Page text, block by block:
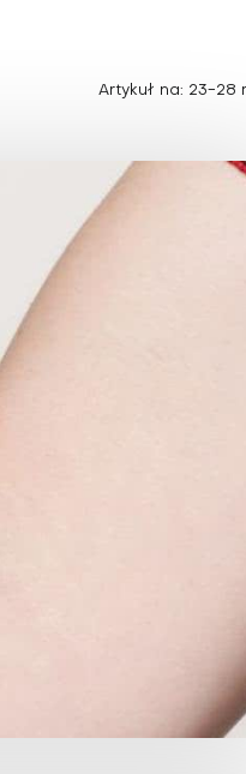
Artykuł na: 23-28